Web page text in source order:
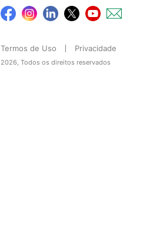
Termos de Uso Privacidade
2026, Todos os direitos reservados